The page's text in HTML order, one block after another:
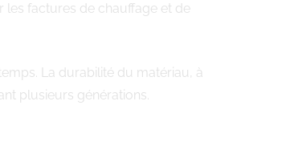
les factures de chauffage et de
La durabilité du matériau, à
plusieurs générations.